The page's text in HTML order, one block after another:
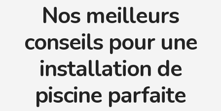
Nos meilleurs
conseils pour une
installation de
piscine parfaite